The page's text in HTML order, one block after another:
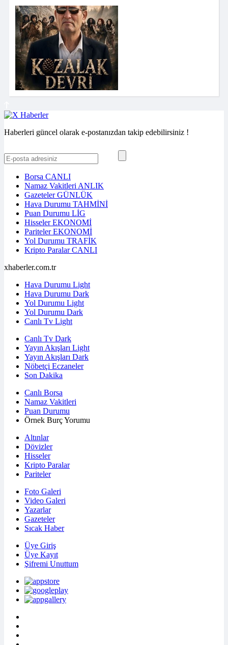
Haberleri güncel olarak e-postanızdan takip edebilirsiniz !
Borsa CANLI
Namaz Vakitleri ANLIK
GazetelerGÜNLÜK
Hava Durumu TAHMİNİ
Puan Durumu LİG
HisselerEKONOMİ
ParitelerEKONOMİ
Yol Durumu TRAFİK
Kripto ParalarCANLI
xhaberler.com.tr
Hava Durumu Light
Hava Durumu Dark
Yol Durumu Light
Yol Durumu Dark
Canlı Tv Light
Canlı Tv Dark
Yayın Akışları Light
Yayın Akışları Dark
Nöbetçi Eczaneler
Son Dakika
Canlı Borsa
Namaz Vakitleri
Puan Durumu
Örnek Burç Yorumu
Altınlar
Dövizler
Hisseler
Kripto Paralar
Pariteler
Foto Galeri
Video Galeri
Yazarlar
Gazeteler
Sıcak Haber
Üye Giriş
Üye Kayıt
Şifremi Unuttum